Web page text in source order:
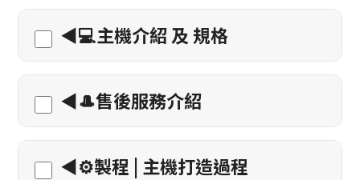
◀️💻主機介紹 及 規格
◀️🎩售後服務介紹
◀️⚙️製程 | 主機打造過程